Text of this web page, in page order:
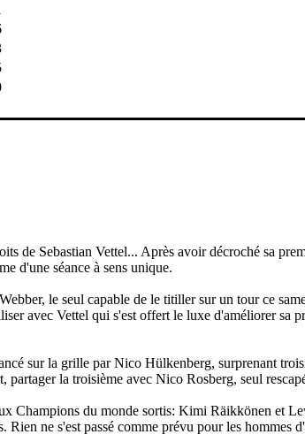
de Sebastian Vettel... Après avoir décroché sa
d'une séance à sens unique.
le seul capable de le titiller sur un tour ce
avec Vettel qui s'est offert le luxe d'améliorer sa
sur la grille par Nico Hülkenberg, surprenant
la troisième avec Nico Rosberg, seul
Champions du monde sortis: Kimi Räikkönen et
ne s'est passé comme prévu pour les hommes